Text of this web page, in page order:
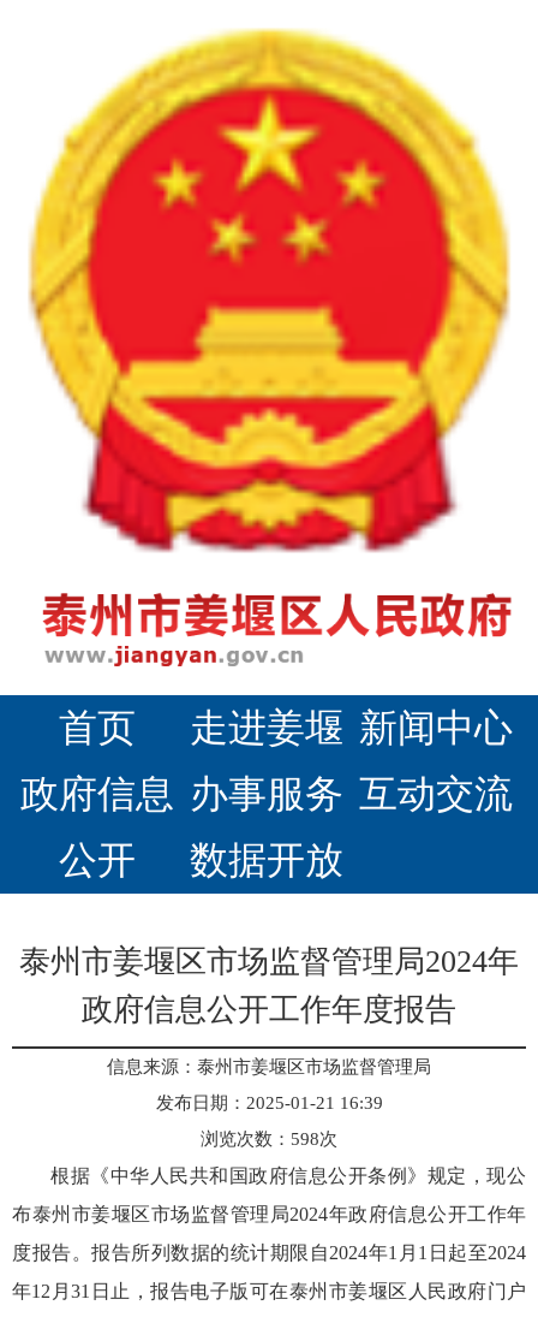
首页 走进姜堰 新闻中心
政府信息
公开
办事服务 互动交流
数据开放
泰州市姜堰区市场监督管理局2024年
政府信息公开工作年度报告
信息来源：泰州市姜堰区市场监督管理局
发布日期：2025-01-21 16:39
浏览次数： 598次
根据《中华人民共和国政府信息公开条例》规定，现公
布泰州市姜堰区市场监督管理局2024年政府信息公开工作年
度报告。报告所列数据的统计期限自2024年1月1日起至2024
年12月31日止，报告电子版可在泰州市姜堰区人民政府门户